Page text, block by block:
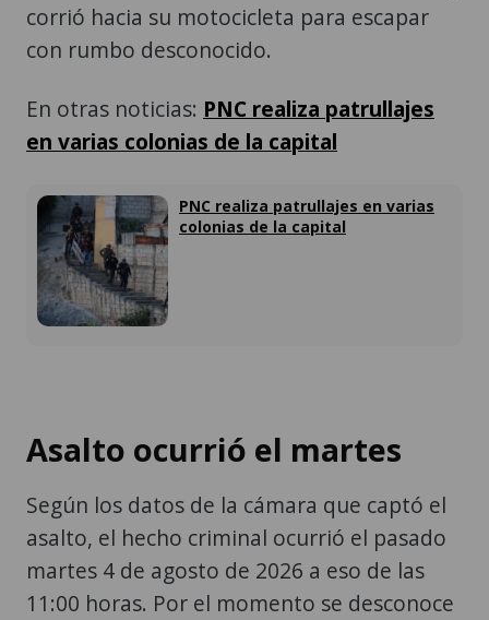
corrió hacia su motocicleta para escapar
con rumbo desconocido.
En otras noticias: PNC realiza patrullajes
en varias colonias de la capital
PNC realiza patrullajes en varias
colonias de la capital
Asalto ocurrió el martes
Según los datos de la cámara que captó el
asalto, el hecho criminal ocurrió el pasado
martes 4 de agosto de 2026 a eso de las
11:00 horas. Por el momento se desconoce